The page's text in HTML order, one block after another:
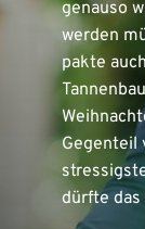
genauso
werden
pakte
Gegenteil
dürfte